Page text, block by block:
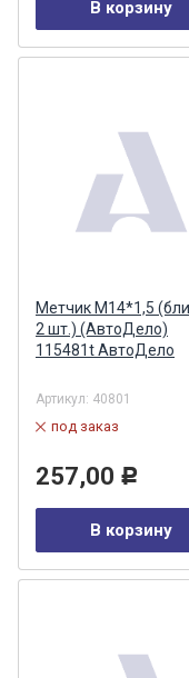
В корзину
Метчик М14*1,5
2 шт.) (АвтоДело)
115481t АвтоДело
Артикул: 40801
под заказ
257,00 Р
В корзину